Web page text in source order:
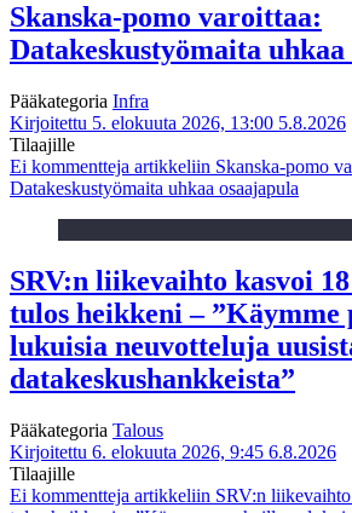
Skanska-pomo varoittaa:
Datakeskustyömaita uhkaa
Pääkategoria Infra
Kirjoitettu 5. elokuuta 2026, 13:00 5.8.2026
Tilaajille
Ei kommentteja artikkeliin Skanska-pomo
Datakeskustyömaita uhkaa osaajapula
SRV:n liikevaihto kasvoi
tulos heikkeni – ”Käymme
lukuisia neuvotteluja
datakeskushankkeista”
Pääkategoria Talous
Kirjoitettu 6. elokuuta 2026, 9:45 6.8.2026
Tilaajille
Ei kommentteja artikkeliin SRV:n